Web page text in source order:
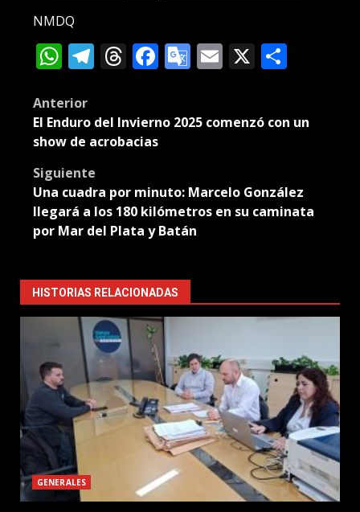
NMDQ
WhatsApp
Telegram
Threads
Facebook
Google
Email
X
Post
navigation
Anterior
El Enduro del Invierno 2025 comenzó con un
show de acrobacias
Siguiente
Una cuadra por minuto: Marcelo González
llegará a los 180 kilómetros en su caminata
por Mar del Plata y Batán
HISTORIAS RELACIONADAS
GENERALES